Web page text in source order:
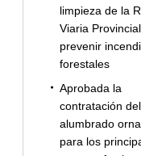
limpieza de la
Viaria
prevenir
forestales
Aprobada la
contratación del
alumbrado
para los